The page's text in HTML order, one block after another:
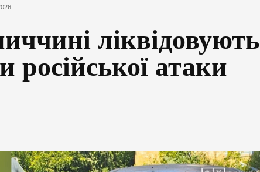
ліквідовують
російської атаки